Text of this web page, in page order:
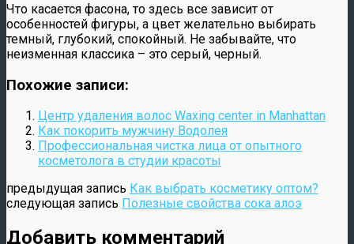
Что касается фасона, то здесь все зависит от
особенностей фигуры, а цвет желательно выбирать
темный, глубокий, спокойный. Не забывайте, что
неизменная классика – это серый, черный.
Похожие записи:
Центр удаления волос Waxing center in Manhattan
Как покорить мужчину Водолея
Профессиональная чистка лица от опытного
косметолога в студии красоты
предыдущая запись Как выбрать косметику оптом?
следующая запись Полезные свойства сока алоэ
Добавить комментарий